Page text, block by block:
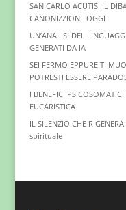
SAN CARLO ACUTIS: IL
CANONIZZIONE OGGI
UN’ANALISI DEL
GENERATI DA IA
SEI FERMO EPPURE TI
POTRESTI ESSERE
I BENEFICI
EUCARISTICA
IL SILENZIO CHE
spirituale